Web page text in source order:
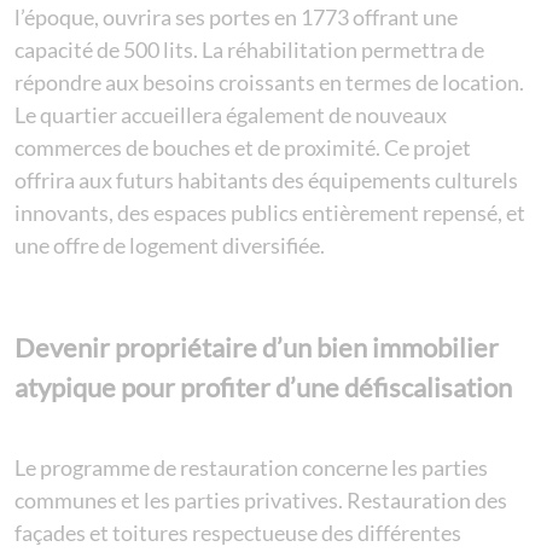
l’époque, ouvrira ses portes en 1773 offrant une
capacité de 500 lits. La réhabilitation permettra de
répondre aux besoins croissants en termes de location.
Le quartier accueillera également de nouveaux
commerces de bouches et de proximité. Ce projet
offrira aux futurs habitants des équipements culturels
innovants, des espaces publics entièrement repensé, et
une offre de logement diversifiée.
Devenir propriétaire d’un bien immobilier
atypique pour profiter d’une défiscalisation
Le programme de restauration concerne les parties
communes et les parties privatives. Restauration des
façades et toitures respectueuse des différentes